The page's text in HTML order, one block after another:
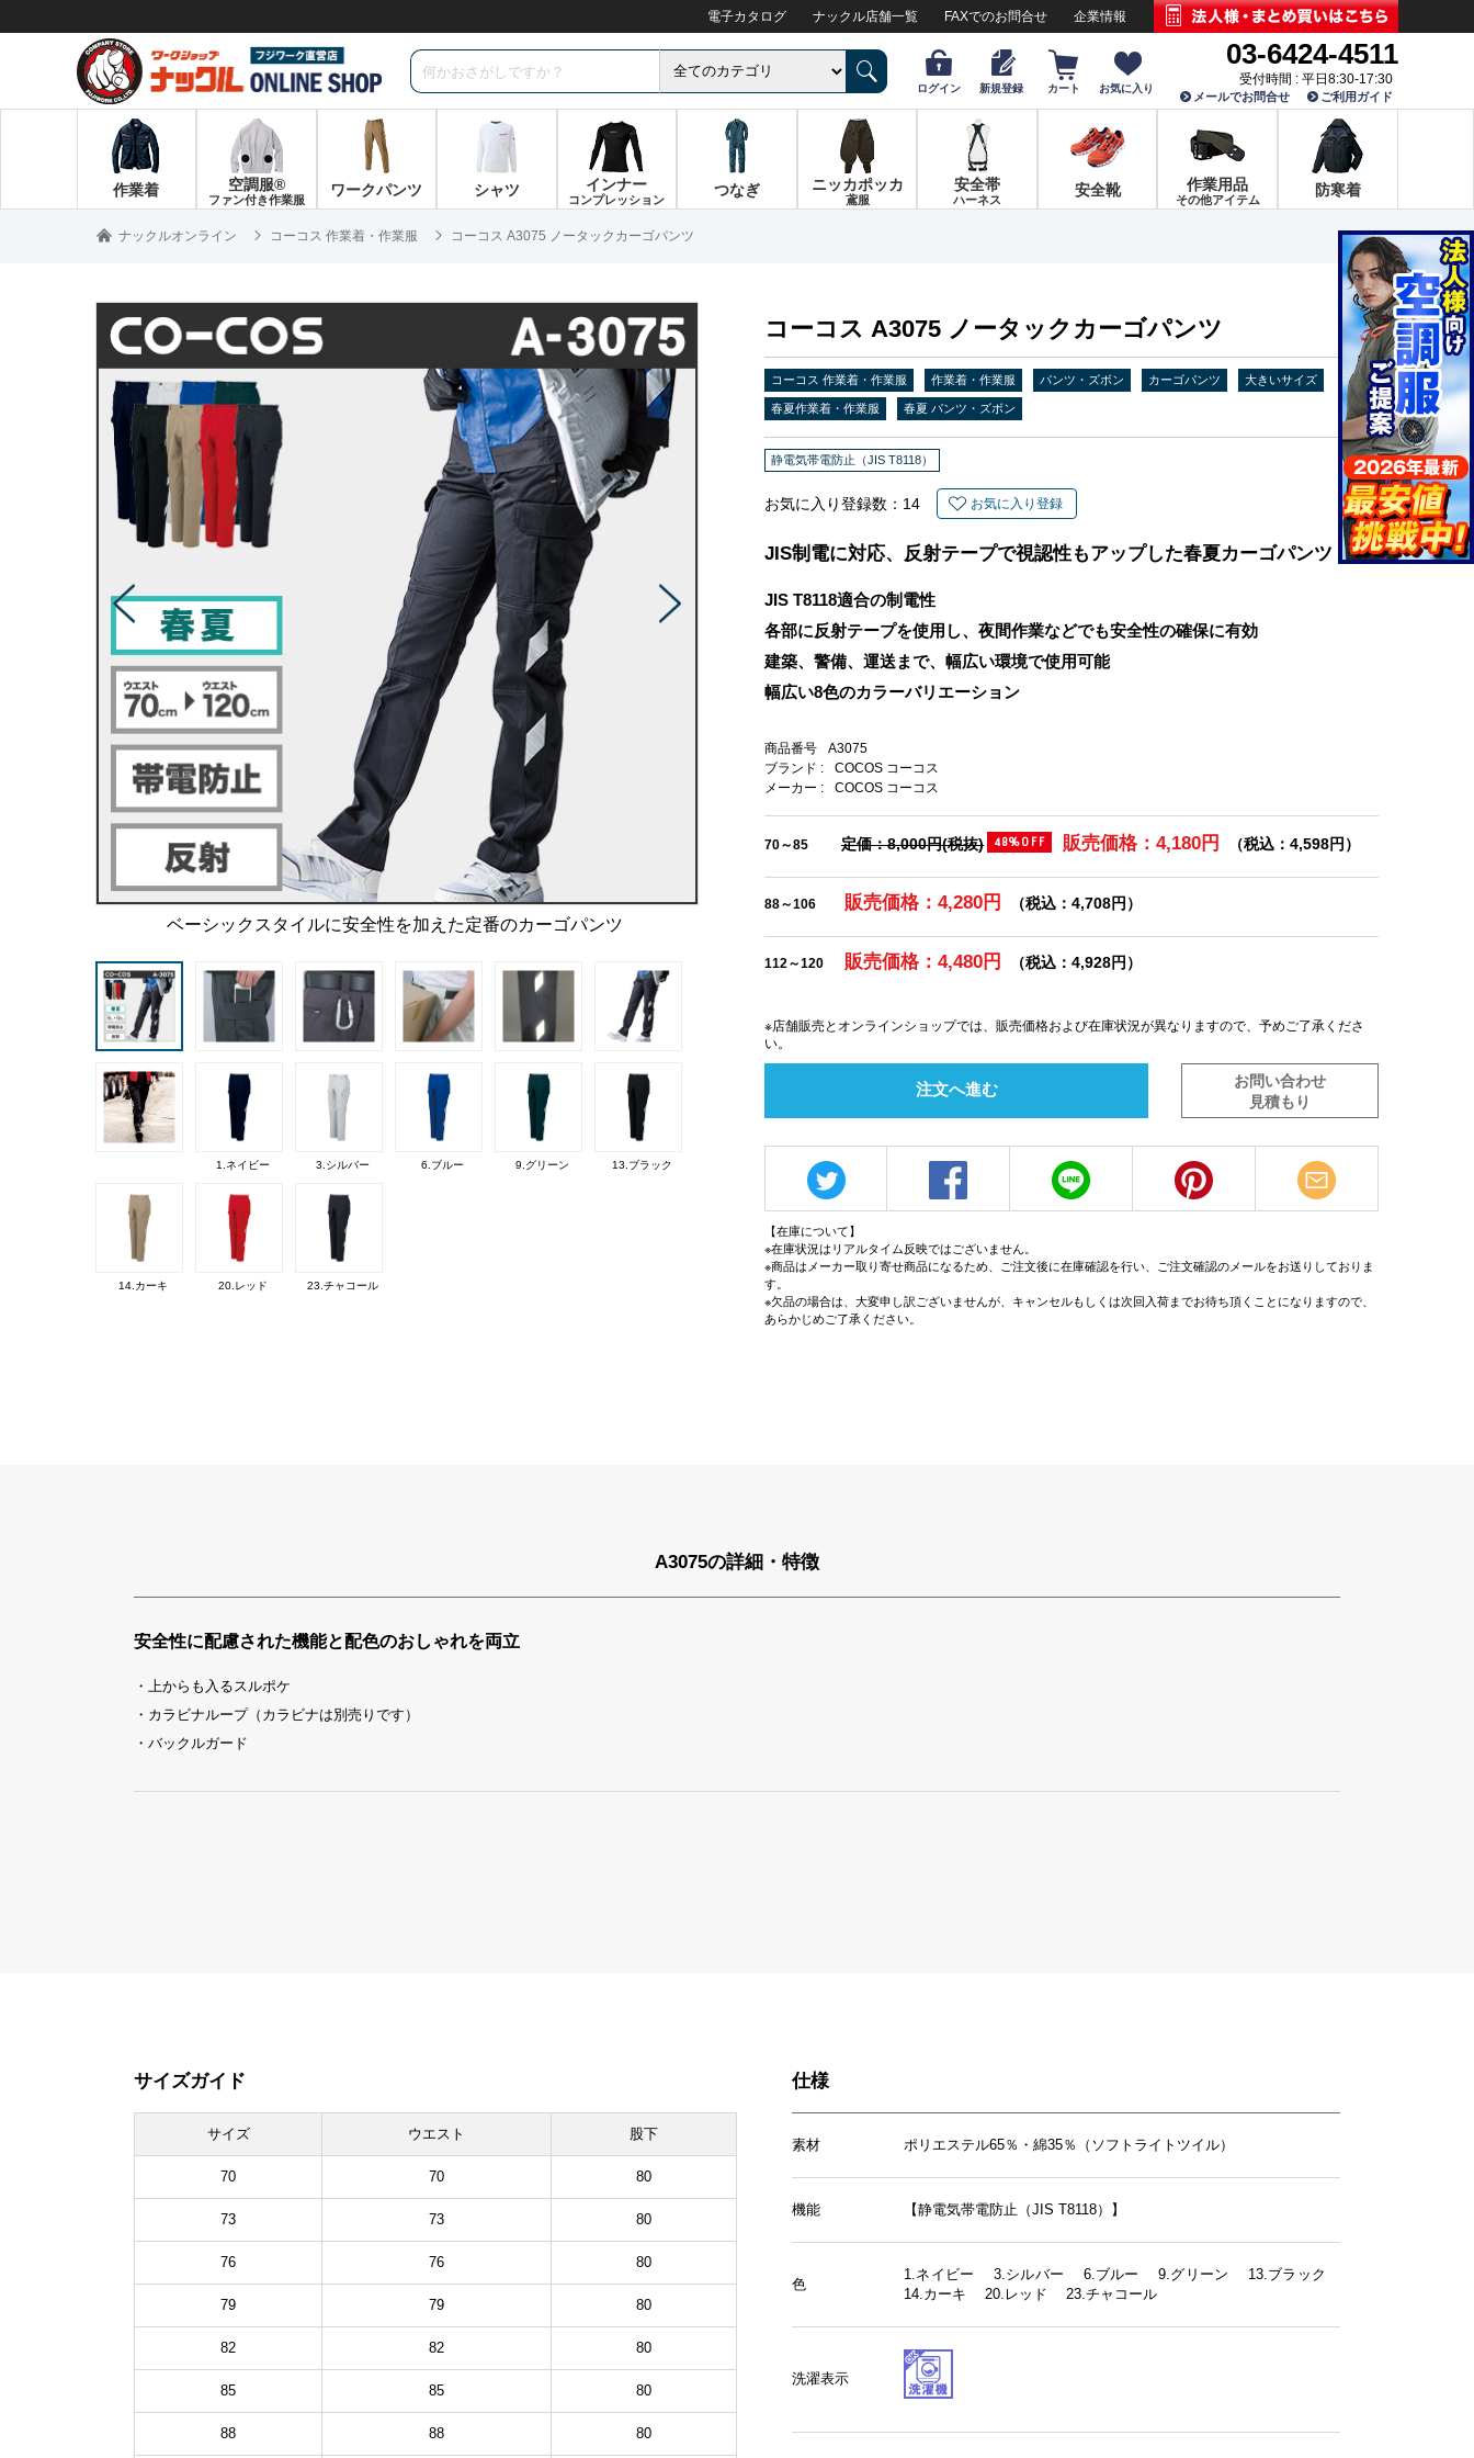
電子カタログ ナックル店舗一覧 FAXでのお問合せ 企業情報
ログイン 新規登録 カート お気に入り
03-6424-4511
受付時間 : 平日8:30-17:30
メールでお問合せ ご利用ガイド
作業着 空調服®
ファン付き作業服
ワークパンツ シャツ インナー
コンプレッション
つなぎ ニッカポッカ
鳶服
安全帯
ハーネス
安全靴 作業用品
その他アイテム
防寒着
ナックルオンライン コーコス 作業着・作業服 コーコス A3075 ノータックカーゴパンツ
ベーシックスタイルに安全性を加えた定番のカーゴパンツ
1.ネイビー 3.シルバー 6.ブルー 9.グリーン 13.ブラック
14.カーキ 20.レッド 23.チャコール
コーコス A3075 ノータックカーゴパンツ
コーコス 作業着・作業服 作業着・作業服 パンツ・ズボン カーゴパンツ 大きいサイズ
春夏作業着・作業服 春夏 パンツ・ズボン
静電気帯電防止（JIS T8118）
お気に入り登録数： 14 お気に入り登録
JIS制電に対応、反射テープで視認性もアップした春夏カーゴパンツ
JIS T8118適合の制電性
各部に反射テープを使用し、夜間作業などでも安全性の確保に有効
建築、警備、運送まで、幅広い環境で使用可能
幅広い8色のカラーバリエーション
商品番号
A3075
ブランド :
COCOS コーコス
メーカー :
COCOS コーコス
70～85 定価：8,000円(税抜) 48%OFF 販売価格：4,180円 （税込：4,598円）
88～106 販売価格：4,280円 （税込：4,708円）
112～120 販売価格：4,480円 （税込：4,928円）
※店舗販売とオンラインショップでは、販売価格および在庫状況が異なりますので、予めご了承くださ
い。
注文へ進む
お問い合わせ
見積もり
【在庫について】
※在庫状況はリアルタイム反映ではございません。
※商品はメーカー取り寄せ商品になるため、ご注文後に在庫確認を行い、ご注文確認のメールをお送りしておりま
す。
※欠品の場合は、大変申し訳ございませんが、キャンセルもしくは次回入荷までお待ち頂くことになりますので、
あらかじめご了承ください。
A3075の詳細・特徴
安全性に配慮された機能と配色のおしゃれを両立
・上からも入るスルポケ
・カラビナループ（カラビナは別売りです）
・バックルガード
サイズガイド
サイズ ウエスト 股下
70 70 80
73 73 80
76 76 80
79 79 80
82 82 80
85 85 80
88 88 80
仕様
素材 ポリエステル65％・綿35％（ソフトライトツイル）
機能 【静電気帯電防止（JIS T8118）】
色
1.ネイビー 3.シルバー 6.ブルー 9.グリーン 13.ブラック
14.カーキ 20.レッド 23.チャコール
洗濯表示